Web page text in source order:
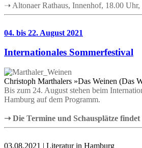
➝ Altonaer Rathaus, Innenhof, 18.00
04. bis 22. August 2021
Internationales Sommerfestival
Christoph Marthalers »Das Weinen (Das
Bis zum 24. August stehen beim
Hamburg auf dem Programm.
➝ Die Termine und Schausplätze
03.08.2021 | Literatur in Hamburg